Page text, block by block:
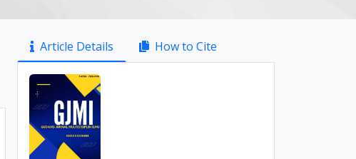
Article
Sidebar
Article Details How to Cite